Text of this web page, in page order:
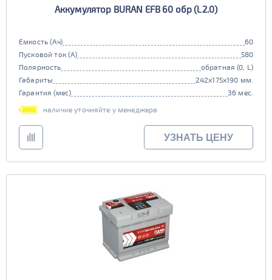
Аккумулятор BURAN EFB 60 обр (L2.0)
Емкость (Ач)
60
Пусковой ток (А)
580
Полярность
обратная (0, L)
Габариты
242x175x190 мм.
Гарантия (мес)
36 мес.
наличие уточняйте у менеджера
УЗНАТЬ ЦЕНУ